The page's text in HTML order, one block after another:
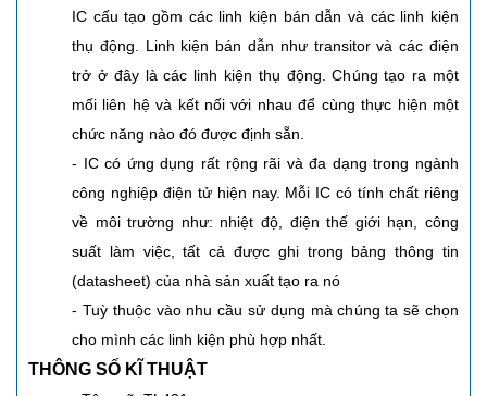
IC cấu tạo gồm các linh kiện bán dẫn và các linh kiện
thụ động. Linh kiện bán dẫn như transitor và các điện
trở ở đây là các linh kiện thụ động. Chúng tạo ra một
mối liên hệ và kết nối với nhau để cùng thực hiện một
chức năng nào đó được định sẵn.
- IC có ứng dụng rất rộng rãi và đa dạng trong ngành
công nghiệp điện tử hiện nay. Mỗi IC có tính chất riêng
về môi trường như: nhiệt độ, điện thế giới hạn, công
suất làm việc, tất cả được ghi trong bảng thông tin
(datasheet) của nhà sản xuất tạo ra nó
- Tuỳ thuộc vào nhu cầu sử dụng mà chúng ta sẽ chọn
cho mình các linh kiện phù hợp nhất.
THÔNG SỐ KĨ THUẬT